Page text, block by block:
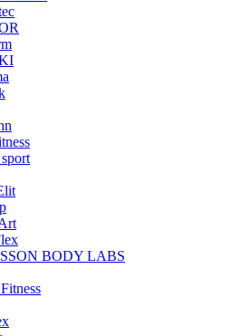
BODY LABS